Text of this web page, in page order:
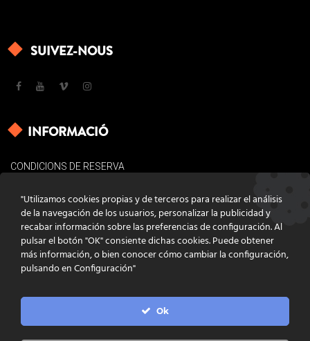
SUIVEZ-NOUS
INFORMACIÓ
CONDICIONS DE RESERVA
POLÍTICA DE COOKIES
CONTACTE
"Utilizamos cookies propias y de terceros para realizar el análisis
de la navegación de los usuarios, personalizar la publicidad y
recabar información sobre las preferencias de configuración. Al
pulsar el botón "OK" consiente dichas cookies. Puede obtener
más información, o bien conocer cómo cambiar la configuración,
pulsando en Configuración"
Ok